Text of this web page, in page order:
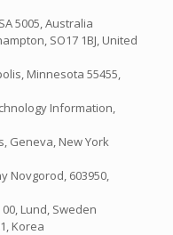
5005, Australia
SO17 1BJ, United
Minnesota 55455,
Information,
Geneva, New York
Novgorod, 603950,
Lund, Sweden
Korea